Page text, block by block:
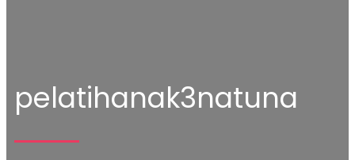
pelatihanak3natuna